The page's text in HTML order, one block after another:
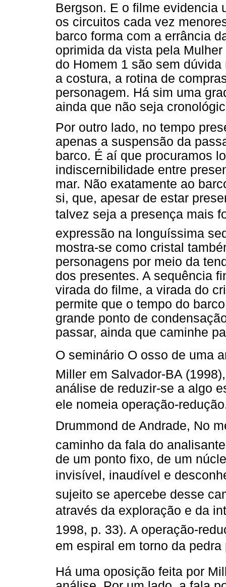
Bergson. E o filme evidencia
os circuitos cada vez
barco forma com a errância
oprimida da vista pela
do Homem 1 são sem
a costura, a rotina de
personagem. Há sim uma
ainda que não seja
Por outro lado, no tempo
apenas a suspensão da
barco. É aí que procuramos
indiscernibilidade entre
mar. Não exatamente ao
si, que, apesar de estar
talvez seja a presença mais
expressão na longuíssima
mostra-se como cristal
personagens por meio da
dos presentes. A sequência
virada do filme, a virada do
permite que o tempo do
grande ponto de
passar, ainda que caminhe
O seminário O osso de uma
Miller em Salvador-BA
análise de reduzir-se a algo
ele nomeia operação-
Drummond de Andrade, No
caminho da fala do
de um ponto fixo, de um
invisível, inaudível e
sujeito se apercebe desse
através da exploração e da
1998, p. 33). A operação-
em espiral em torno da
Há uma oposição feita por